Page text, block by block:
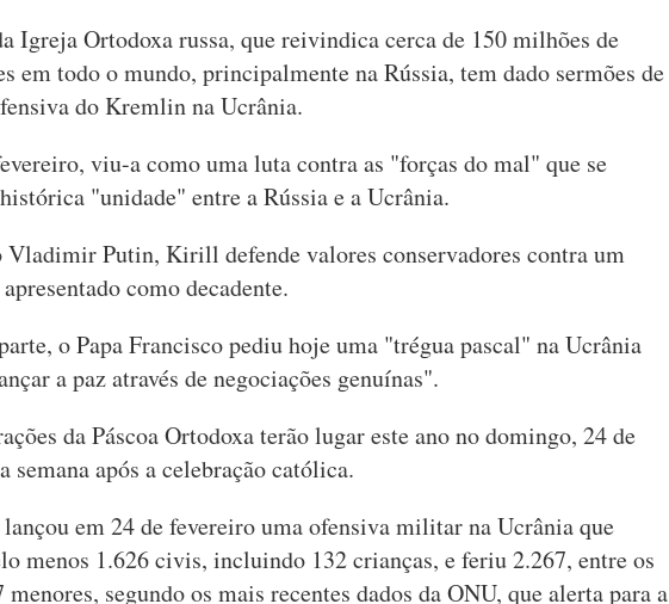
Igreja Ortodoxa russa, que reivindica cerca de 150 milhões de
em todo o mundo, principalmente na Rússia, tem dado sermões de
do Kremlin na Ucrânia.
viu-a como uma luta contra as "forças do mal" que se
"unidade" entre a Rússia e a Ucrânia.
Vladimir Putin, Kirill defende valores conservadores contra um
como decadente.
o Papa Francisco pediu hoje uma "trégua pascal" na Ucrânia
a paz através de negociações genuínas".
da Páscoa Ortodoxa terão lugar este ano no domingo, 24 de
semana após a celebração católica.
em 24 de fevereiro uma ofensiva militar na Ucrânia que
menos 1.626 civis, incluindo 132 crianças, e feriu 2.267, entre os
menores, segundo os mais recentes dados da ONU, que alerta para a